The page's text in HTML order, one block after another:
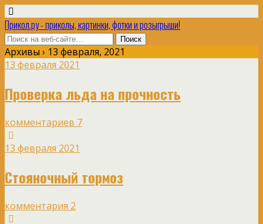
Прикол.ру - приколы, картинки, фотки и розыгрыши!
Архивы › 13 февраля, 2021
13 февраля 2021
Проверка льда на прочность
комментариев 7
13 февраля 2021
Стояночный тормоз
комментария 2